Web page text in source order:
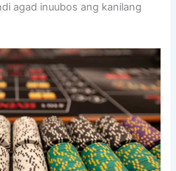
agad inuubos ang kanilang